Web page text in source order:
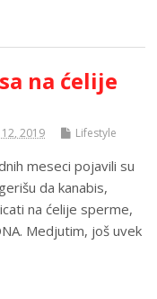
na ćelije
2019
Lifestyle
meseci pojavili su
da kanabis,
na ćelije sperme,
Medjutim, još uvek